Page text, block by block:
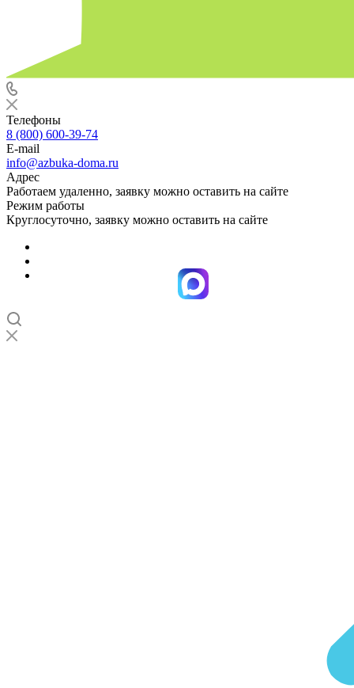
Телефоны
8 (800) 600-39-74
E-mail
info@azbuka-doma.ru
Адрес
Работаем удаленно, заявку можно оставить на сайте
Режим работы
Круглосуточно, заявку можно оставить на сайте